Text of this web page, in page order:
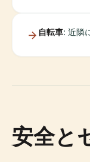
自転車: 近隣
安全と